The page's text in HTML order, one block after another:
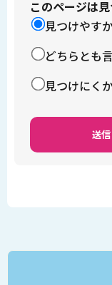
このページは
見つけやす
どちらとも
見つけにく